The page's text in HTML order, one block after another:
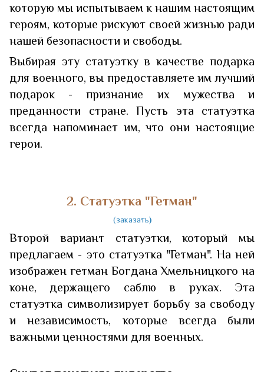
которую мы испытываем к нашим настоящим
героям, которые рискуют своей жизнью ради
нашей безопасности и свободы.
Выбирая эту статуэтку в качестве подарка
для военного, вы предоставляете им лучший
подарок - признание их мужества и
преданности стране. Пусть эта статуэтка
всегда напоминает им, что они настоящие
герои.
2. Статуэтка "Гетман"
(заказать)
Второй вариант статуэтки, который мы
предлагаем - это статуэтка "Гетман". На ней
изображен гетман Богдана Хмельницкого на
коне, держащего саблю в руках. Эта
статуэтка символизирует борьбу за свободу
и независимость, которые всегда были
важными ценностями для военных.